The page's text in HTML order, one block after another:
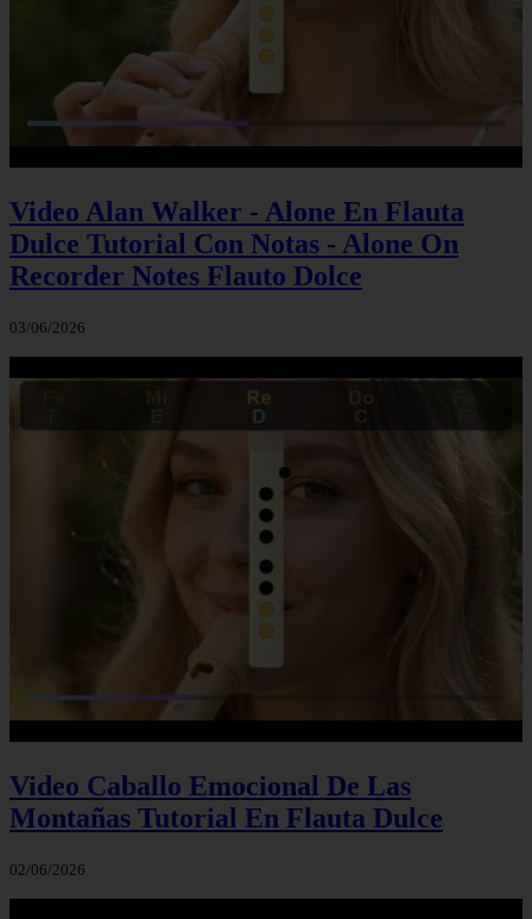
Video Alan Walker - Alone En Flauta
Dulce Tutorial Con Notas - Alone On
Recorder Notes Flauto Dolce
03/06/2026
Video Caballo Emocional De Las
Montañas Tutorial En Flauta Dulce
02/06/2026